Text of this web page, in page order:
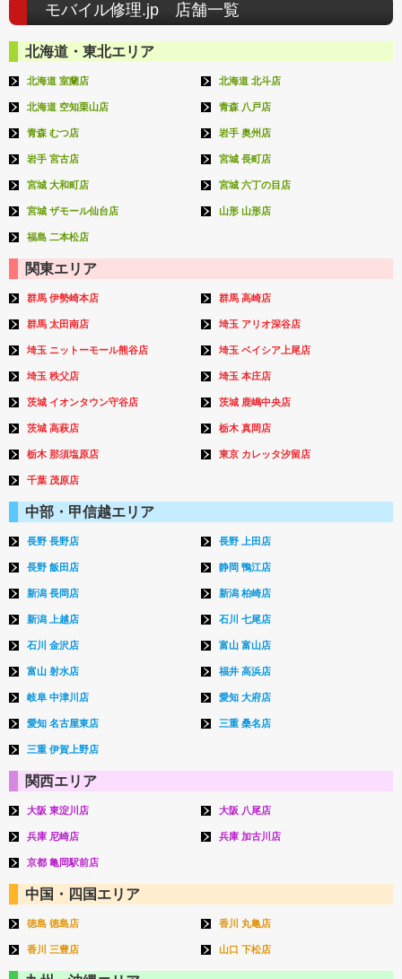
モバイル修理.jp 店舗一覧
北海道・東北エリア
北海道 室蘭店 北海道 北斗店
北海道 空知栗山店 青森 八戸店
青森 むつ店 岩手 奥州店
岩手 宮古店 宮城 長町店
宮城 大和町店 宮城 六丁の目店
宮城 ザモール仙台店 山形 山形店
福島 二本松店
関東エリア
群馬 伊勢崎本店 群馬 高崎店
群馬 太田南店 埼玉 アリオ深谷店
埼玉 ニットーモール熊谷店 埼玉 ベイシア上尾店
埼玉 秩父店 埼玉 本庄店
茨城 イオンタウン守谷店 茨城 鹿嶋中央店
茨城 高萩店 栃木 真岡店
栃木 那須塩原店 東京 カレッタ汐留店
千葉 茂原店
中部・甲信越エリア
長野 長野店 長野 上田店
長野 飯田店 静岡 鴨江店
新潟 長岡店 新潟 柏崎店
新潟 上越店 石川 七尾店
石川 金沢店 富山 富山店
富山 射水店 福井 高浜店
岐阜 中津川店 愛知 大府店
愛知 名古屋東店 三重 桑名店
三重 伊賀上野店
関西エリア
大阪 東淀川店 大阪 八尾店
兵庫 尼崎店 兵庫 加古川店
京都 亀岡駅前店
中国・四国エリア
徳島 徳島店 香川 丸亀店
香川 三豊店 山口 下松店